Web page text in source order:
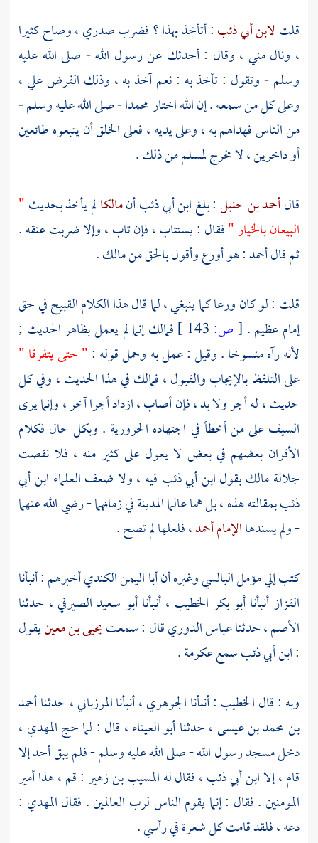
قلتلابن أبي ذئب: أتأخذ بهذا ؟ فضرب صدري ، وصاح كثيرا
، ونال مني ، وقال : أحدثك عن رسول الله - صلى الله عليه
وسلم - وتقول : تأخذ به : نعم آخذ به ، وذلك الفرض علي ،
وعلى كل من سمعه . إن الله اختارمحمدا- صلى الله عليه وسلم -
من الناس فهداهم به ، وعلى يديه ، فعلى الخلق أن يتبعوه طائعين
أو داخرين ، لا مخرج لمسلم من ذلك .
قالأحمد بن حنبل: بلغابن أبي ذئبأنمالكالم يأخذ بحديث"
البيعان بالخيار "فقال : يستتاب ، فإن تاب ، وإلا ضربت عنقه .
ثم قالأحمد: هو أورع وأقول بالحق منمالك.
قلت : لو كان ورعا كما ينبغي ، لما قال هذا الكلام القبيح في حق
إمام عظيم . [ص: فمالكإنما لم يعمل بظاهر الحديث ;
لأنه رآه منسوخا . وقيل : عمل به وحمل قوله :" حتى يتفرقا "
على التلفظ بالإيجاب والقبول ،فمالكفي هذا الحديث ، وفي كل
حديث ، له أجر ولا بد ، فإن أصاب ، ازداد أجرا آخر ، وإنما يرى
السيف على من أخطأ في اجتهاده الحرورية . وبكل حال فكلام
الأقران بعضهم في بعض لا يعول على كثير منه ، فلا نقصت
جلالةمالكبقولابن أبي ذئب فيه ، ولا ضعف العلماء ابن أبي
ذئببمقالته هذه ، بل هما عالماالمدينةفي زمانهما - رضي الله عنهما
- ولم يسندهاالإمام أحمد، فلعلها لم تصح .
كتب إليمؤمل البالسيوغيره أن أبااليمن الكنديأخبرهم : أنبأنا
القزازأنبأناأبو بكر الخطيب ، أنبأناأبو سعيد الصيرفي، حدثنا
الأصم، حدثناعباس الدوريقال : سمعتيحيى بن معينيقول
:ابن أبي ذئبسمععكرمة.
وبه : قالالخطيب: أنبأناالجوهري، أنبأناالمرزباني، حدثناأحمد
بن محمد بن عيسى، حدثناأبو العيناء، قال : لما حجالمهدي ،
دخلمسجد رسول الله- صلى الله عليه وسلم - فلم يبق أحد إلا
قام ، إلاابن أبي ذئب، فقال لهالمسيب بن زهير: قم ، هذا أمير
المومنين . فقال : إنما يقوم الناس لرب العالمين . فقالالمهدي :
دعه ، فلقد قامت كل شعرة في رأسي .